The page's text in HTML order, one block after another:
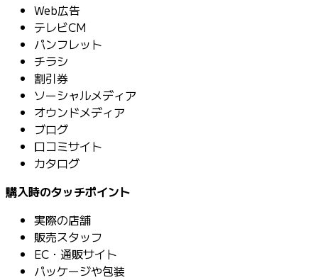
Web広告
テレビCM
パンフレット
チラシ
割引券
ソーシャルメディア
オウンドメディア
ブログ
口コミサイト
カタログ
購入時のタッチポイント
実際の店舗
販売スタッフ
EC・通販サイト
パッケージや包装